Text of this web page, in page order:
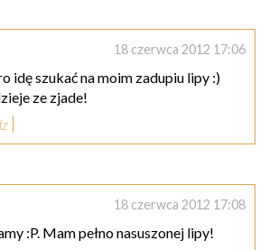
18 czerwca 2012 17:06
idę szukać na moim zadupiu lipy :)
ze zjade!
18 czerwca 2012 17:08
:P. Mam pełno nasuszonej lipy!